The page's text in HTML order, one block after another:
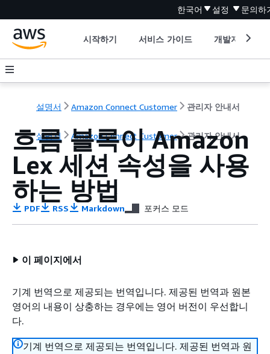
한국어 설정 문의하
시작하기 서비스 가이드 개발자 도구
설명서 Amazon Connect Customer 관리자 안내서
설명서 Amazon Connect Customer 관리자 안내서
흐름 블록이 Amazon
Lex 세션 속성을 사용
하는 방법
PDF RSS Markdown 포커스 모드
이 페이지에서
기계 번역으로 제공되는 번역입니다. 제공된 번역과 원본
영어의 내용이 상충하는 경우에는 영어 버전이 우선합니
다.
기계 번역으로 제공되는 번역입니다. 제공된 번역과 원